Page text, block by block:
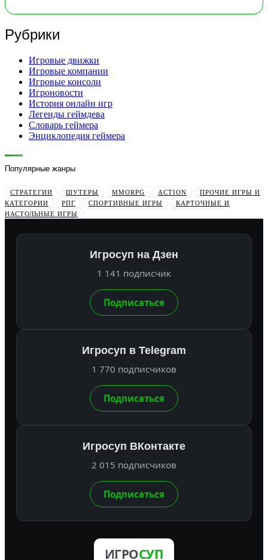
Рубрики
Игровые движки
Игровые компании
Игровые консоли
Игроновости
История онлайн игр
Легенды геймдева
Словарь геймера
Энциклопедия геймера
Популярные жанры
СТРАТЕГИИ ШУТЕРЫ MMORPG ACTION
ПРОЧИЕ ИГРЫ И
КАТЕГОРИИ
РПГ СПОРТИВНЫЕ ИГРЫ
КАРТОЧНЫЕ И
НАСТОЛЬНЫЕ ИГРЫ
Игросуп на Дзен
1 141 подписчик
Подписаться
Игросуп в Telegram
1 770 подписчиков
Подписаться
Игросуп ВКонтакте
2 015 подписчиков
Подписаться
ИГРОСУП